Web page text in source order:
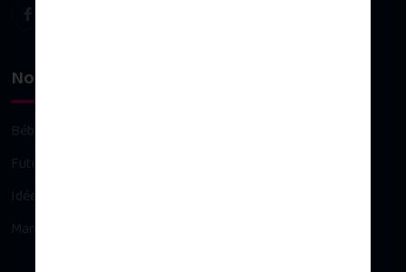
Nos univers
Bébé
Future maman
Idées cadeaux
Maman